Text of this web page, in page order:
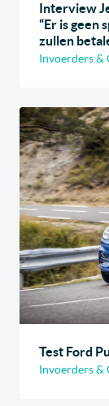
Interview
“Er is geen
zullen
Invoerders &
Test Ford
Invoerders &